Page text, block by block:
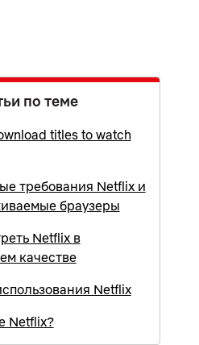
по теме
titles to watch
требования Netflix и
браузеры
Netflix в
качестве
Netflix
Netflix?